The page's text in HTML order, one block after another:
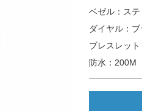
ベゼル：ス
ダイヤル：
ブレスレッ
防水：200M